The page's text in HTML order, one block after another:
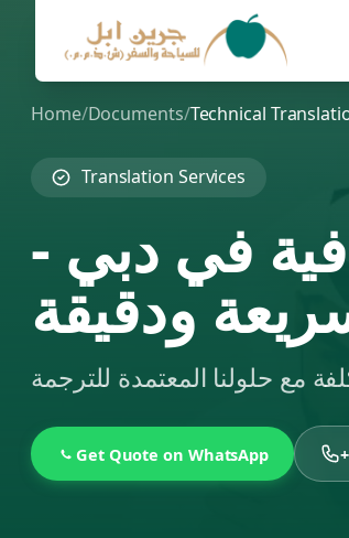
Home/Documents/Technical
Translation Services
في دبي -
ودقيقة
Get Quote on WhatsApp